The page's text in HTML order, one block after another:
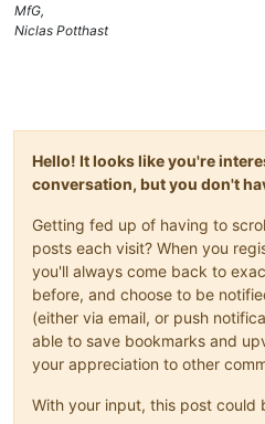
MfG,
Niclas Potthast
Hello! It looks like you're
conversation, but you don't
Getting fed up of having to
posts each visit? When you
you'll always come back to
before, and choose to be
(either via email, or push
able to save bookmarks and
your appreciation to other
With your input, this post could